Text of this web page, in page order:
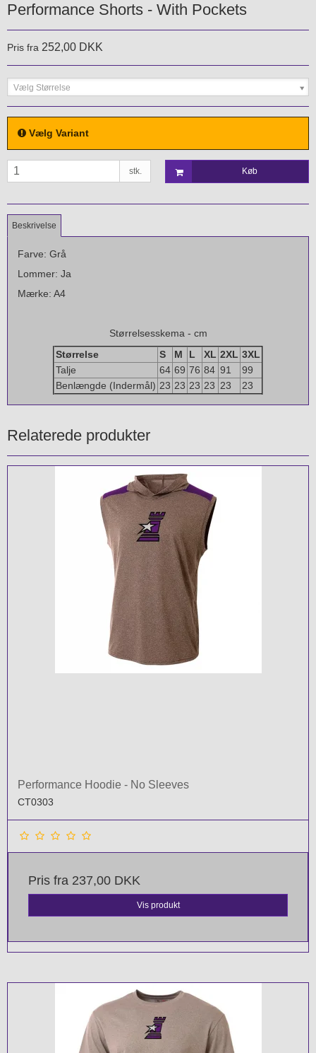
Performance Shorts - With Pockets
Pris fra 252,00 DKK
Vælg Størrelse
Vælg Variant
stk. Køb
Beskrivelse
Farve: Grå
Lommer: Ja
Mærke: A4
Størrelsesskema - cm
Størrelse
S M L XL 2XL 3XL
Talje
64 69 76 84 91
99
Benlængde (Indermål) 23 23 23 23 23 23
Relaterede produkter
Performance Hoodie - No Sleeves
CT0303
Pris fra 237,00 DKK
Vis produkt